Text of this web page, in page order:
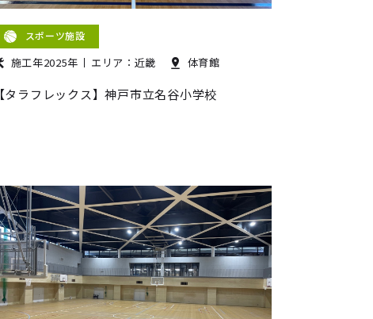
スポーツ施設
施工年2025年 エリア：近畿 体育館
【タラフレックス】神戸市立名谷小学校